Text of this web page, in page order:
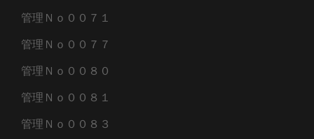
管理Ｎｏ００７１
管理Ｎｏ００７７
管理Ｎｏ００８０
管理Ｎｏ００８１
管理Ｎｏ００８３